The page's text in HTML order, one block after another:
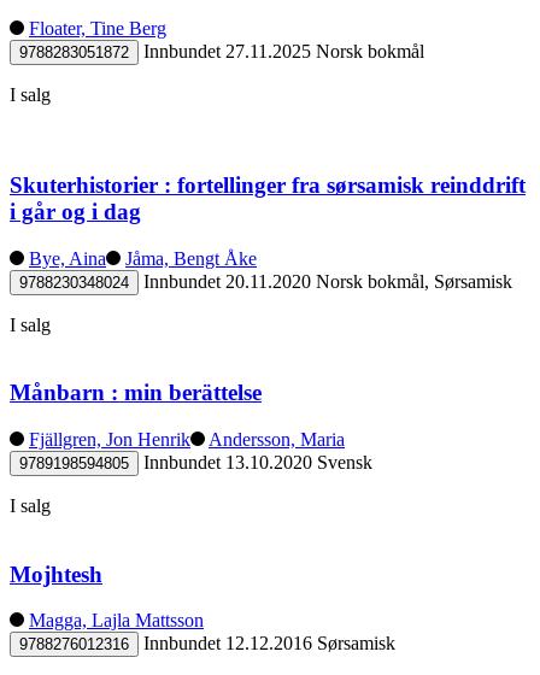
Floater, Tine Berg
9788283051872 Innbundet 27.11.2025 Norsk bokmål
I salg
Skuterhistorier : fortellinger fra sørsamisk reinddrift
i går og i dag
Bye, Aina Jåma, Bengt Åke
9788230348024 Innbundet 20.11.2020 Norsk bokmål, Sørsamisk
I salg
Månbarn : min berättelse
Fjällgren, Jon Henrik Andersson, Maria
9789198594805 Innbundet 13.10.2020 Svensk
I salg
Mojhtesh
Magga, Lajla Mattsson
9788276012316 Innbundet 12.12.2016 Sørsamisk